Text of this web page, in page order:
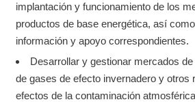
implantación y funcionamiento de los
productos de base energética, así
información y apoyo correspondientes.
Desarrollar y gestionar mercados
de gases de efecto invernadero y otros
efectos de la contaminación